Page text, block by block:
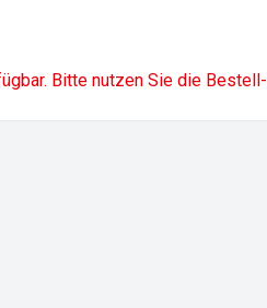
Bitte nutzen Sie die